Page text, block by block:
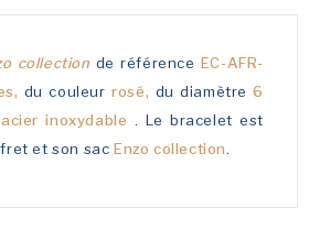
collection de référence EC-AFR-
du couleurrosé, du diamètre6
acier inoxydable . Le bracelet est
et son sacEnzo collection.